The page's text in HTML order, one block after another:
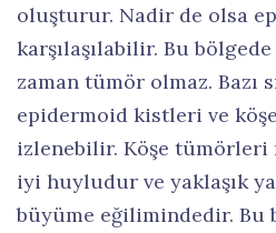
oluşturur. Nadir de olsa
karşılaşılabilir. Bu
zaman tümör olmaz. Bazı
epidermoid kistleri ve
izlenebilir. Köşe tümörleri
iyi huyludur ve yaklaşık
büyüme eğilimindedir. Bu